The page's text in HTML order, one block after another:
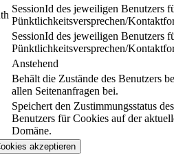
SessionId des jeweiligen Benutzers
Pünktlichkeitsversprechen/
SessionId des jeweiligen Benutzers
Pünktlichkeitsversprechen/
Anstehend
Behält die Zustände des Benutzers
allen Seitenanfragen bei.
Speichert den Zustimmungsstatus des
Benutzers für Cookies auf der
Domäne.
akzeptieren